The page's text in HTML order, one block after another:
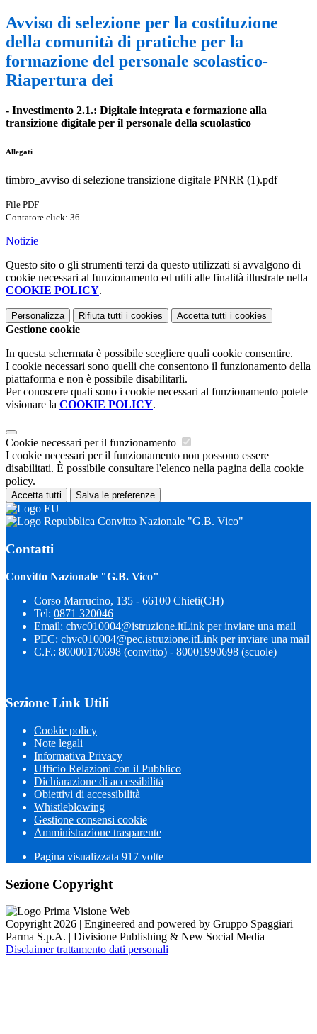
Avviso di selezione per la costituzione
della comunità di pratiche per la
formazione del personale scolastico-
Riapertura dei
- Investimento 2.1.: Digitale integrata e formazione alla
transizione digitale per il personale della scuolastico
Allegati
timbro_avviso di selezione transizione digitale PNRR (1).pdf
File PDF
Contatore click: 36
Notizie
Questo sito o gli strumenti terzi da questo utilizzati si avvalgono di
cookie necessari al funzionamento ed utili alle finalità illustrate nella
COOKIE POLICY.
Personalizza Rifiuta tutti i cookies Accetta tutti i cookies
Gestione cookie
In questa schermata è possibile scegliere quali cookie consentire.
I cookie necessari sono quelli che consentono il funzionamento della
piattaforma e non è possibile disabilitarli.
Per conoscere quali sono i cookie necessari al funzionamento potete
visionare la COOKIE POLICY.
Cookie necessari per il funzionamento
I cookie necessari per il funzionamento non possono essere
disabilitati. È possibile consultare l'elenco nella pagina della cookie
policy.
Accetta tutti Salva le preferenze
Convitto Nazionale "G.B. Vico"
Contatti
Convitto Nazionale "G.B. Vico"
Corso Marrucino, 135 - 66100 Chieti(CH)
Tel: 0871 320046
Email: chvc010004@istruzione.itLink per inviare una mail
PEC: chvc010004@pec.istruzione.itLink per inviare una mail
C.F.: 80000170698 (convitto) - 80001990698 (scuole)
Sezione Link Utili
Cookie policy
Note legali
Informativa Privacy
Ufficio Relazioni con il Pubblico
Dichiarazione di accessibilità
Obiettivi di accessibilità
Whistleblowing
Gestione consensi cookie
Amministrazione trasparente
Pagina visualizzata 917 volte
Sezione Copyright
Copyright 2026 | Engineered and powered by Gruppo Spaggiari
Parma S.p.A. | Divisione Publishing & New Social Media
Disclaimer trattamento dati personali